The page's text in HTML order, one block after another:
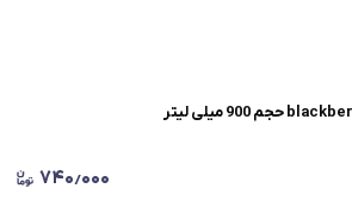
۷۴۰٫۰۰۰